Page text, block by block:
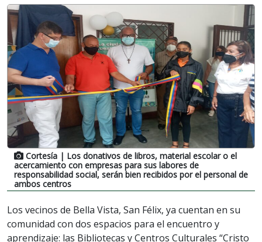
Cortesía | Los donativos de libros, material escolar o el
acercamiento con empresas para sus labores de
responsabilidad social, serán bien recibidos por el personal de
ambos centros
Los vecinos de Bella Vista, San Félix, ya cuentan en su
comunidad con dos espacios para el encuentro y
aprendizaje: las Bibliotecas y Centros Culturales “Cristo